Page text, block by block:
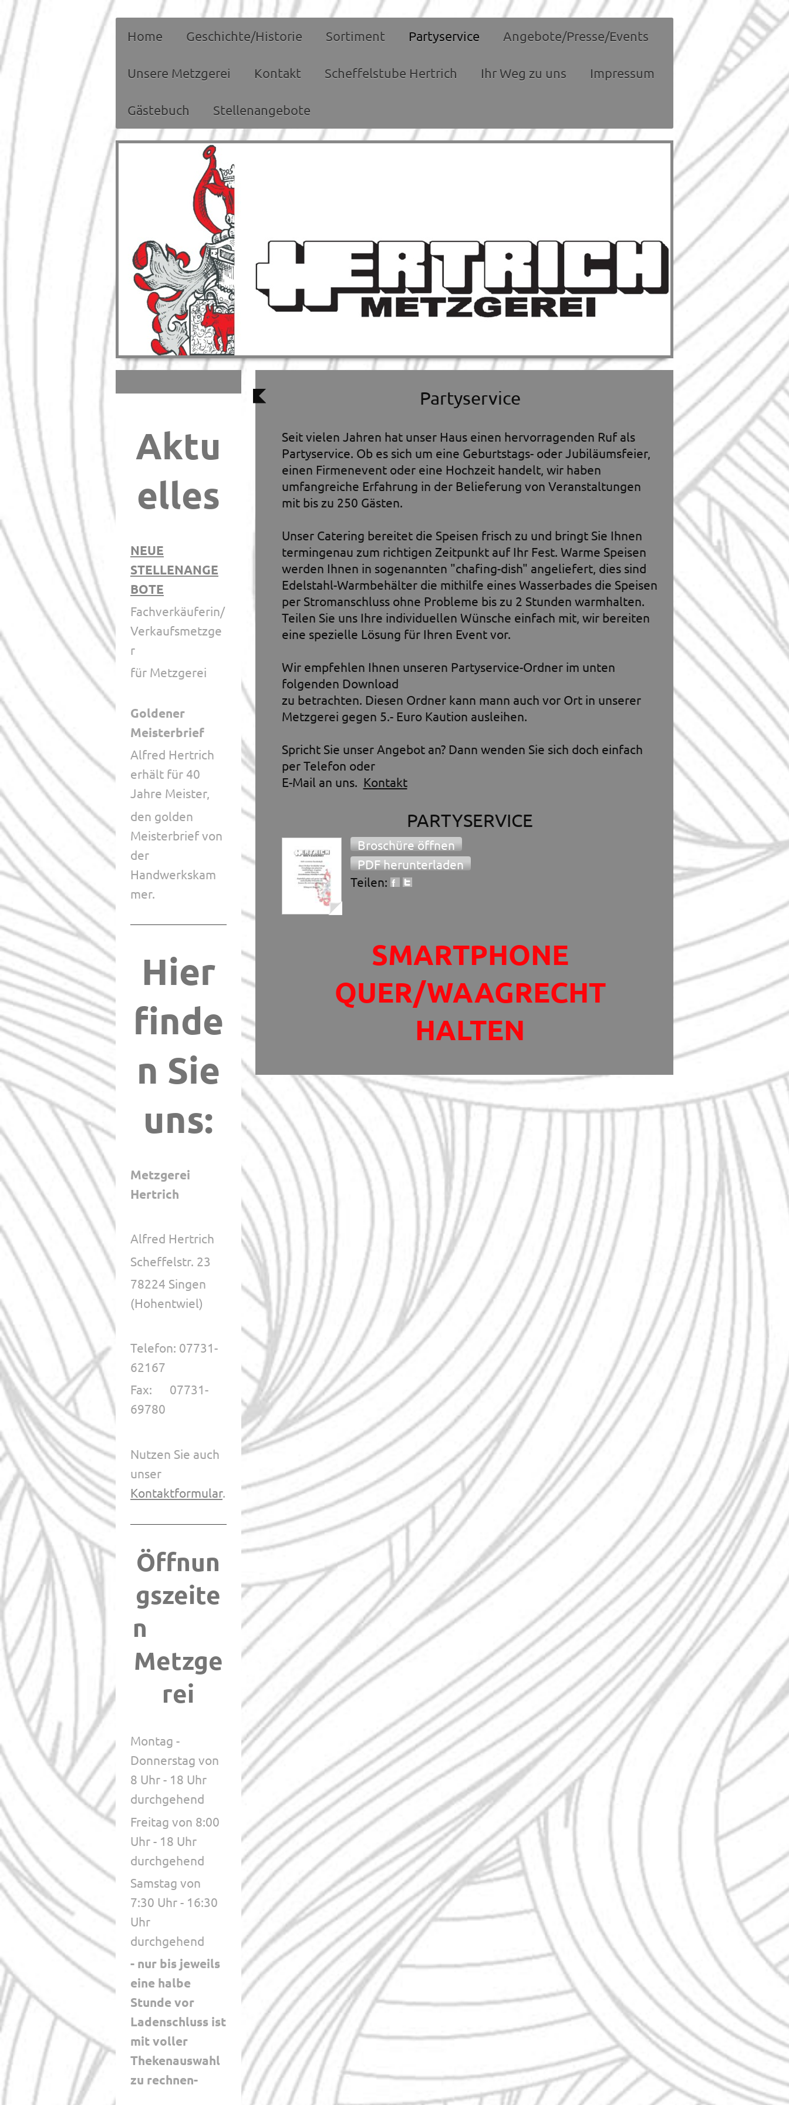
Home Geschichte/Historie Sortiment Partyservice Angebote/Presse/Events
Unsere Metzgerei Kontakt Scheffelstube Hertrich Ihr Weg zu uns Impressum
Gästebuch Stellenangebote
Partyservice
Seit vielen Jahren hat unser Haus einen hervorragenden Ruf als
Partyservice. Ob es sich um eine Geburtstags- oder Jubiläumsfeier,
einen Firmenevent oder eine Hochzeit handelt, wir haben
umfangreiche Erfahrung in der Belieferung von Veranstaltungen
mit bis zu 250 Gästen.
Unser Catering bereitet die Speisen frisch zu und bringt Sie Ihnen
termingenau zum richtigen Zeitpunkt auf Ihr Fest. Warme Speisen
werden Ihnen in sogenannten "chafing-dish" angeliefert, dies sind
Edelstahl-Warmbehälter die mithilfe eines Wasserbades die Speisen
per Stromanschluss ohne Probleme bis zu 2 Stunden warmhalten.
Teilen Sie uns Ihre individuellen Wünsche einfach mit, wir bereiten
eine spezielle Lösung für Ihren Event vor.
Wir empfehlen Ihnen unseren Partyservice-Ordner im unten
folgenden Download
zu betrachten. Diesen Ordner kann mann auch vor Ort in unserer
Metzgerei gegen 5.- Euro Kaution ausleihen.
Spricht Sie unser Angebot an? Dann wenden Sie sich doch einfach
per Telefon oder
E-Mail an uns. Kontakt
PARTYSERVICE
Broschüre öffnen
PDF herunterladen
Teilen:
SMARTPHONE
QUER/WAAGRECHT
HALTEN
Aktu
elles
NEUE
STELLENANGE
BOTE
Fachverkäuferin/
Verkaufsmetzge
r
für Metzgerei
Goldener
Meisterbrief
Alfred Hertrich
erhält für 40
Jahre Meister,
den golden
Meisterbrief von
der
Handwerkskam
mer.
Hier
finde
n Sie
uns:
Metzgerei
Hertrich
Alfred Hertrich
Scheffelstr. 23
78224 Singen
(Hohentwiel)
Telefon: 07731-
62167
Fax: 07731-
69780
Nutzen Sie auch
unser
Kontaktformular.
Öffnun
gszeite
n
Metzge
rei
Montag -
Donnerstag von
8 Uhr - 18 Uhr
durchgehend
Freitag von 8:00
Uhr - 18 Uhr
durchgehend
Samstag von
7:30 Uhr - 16:30
Uhr
durchgehend
- nur bis jeweils
eine halbe
Stunde vor
Ladenschluss ist
mit voller
Thekenauswahl
zu rechnen-